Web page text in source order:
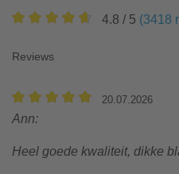
4.8 / 5 (3418
Reviews
20.07.2026
Ann:
Heel goede kwaliteit, dikke